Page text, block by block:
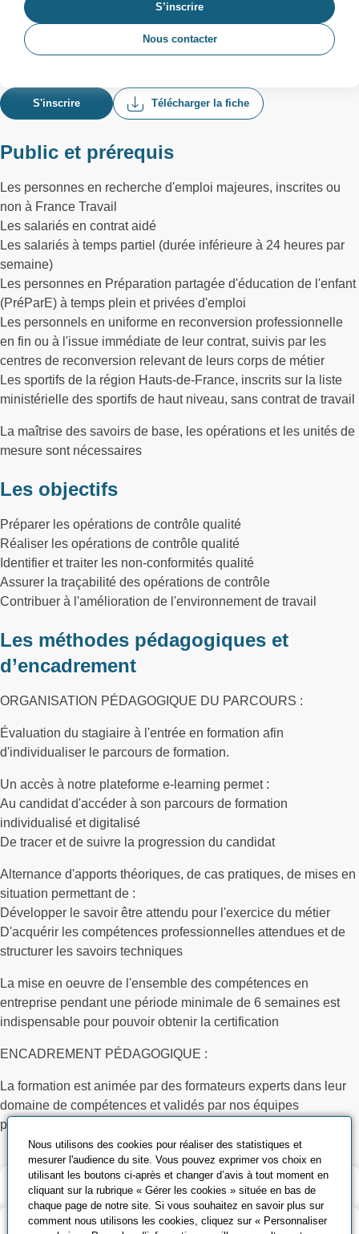
S'inscrire Télécharger la fiche
Public et prérequis
Les personnes en recherche d'emploi majeures, inscrites ou
non à France Travail
Les salariés en contrat aidé
Les salariés à temps partiel (durée inférieure à 24 heures par
semaine)
Les personnes en Préparation partagée d'éducation de l'enfant
(PréParE) à temps plein et privées d'emploi
Les personnels en uniforme en reconversion professionnelle
en fin ou à l'issue immédiate de leur contrat, suivis par les
centres de reconversion relevant de leurs corps de métier
Les sportifs de la région Hauts-de-France, inscrits sur la liste
ministérielle des sportifs de haut niveau, sans contrat de travail
La maîtrise des savoirs de base, les opérations et les unités de
mesure sont nécessaires
Les objectifs
Préparer les opérations de contrôle qualité
Réaliser les opérations de contrôle qualité
Identifier et traiter les non-conformités qualité
Assurer la traçabilité des opérations de contrôle
Contribuer à l'amélioration de l'environnement de travail
Les méthodes pédagogiques et
d’encadrement
ORGANISATION PÉDAGOGIQUE DU PARCOURS :
Évaluation du stagiaire à l'entrée en formation afin
d'individualiser le parcours de formation.
Un accès à notre plateforme e-learning permet :
Au candidat d'accéder à son parcours de formation
individualisé et digitalisé
De tracer et de suivre la progression du candidat
Alternance d'apports théoriques, de cas pratiques, de mises en
situation permettant de :
Développer le savoir être attendu pour l'exercice du métier
D'acquérir les compétences professionnelles attendues et de
structurer les savoirs techniques
La mise en oeuvre de l'ensemble des compétences en
entreprise pendant une période minimale de 6 semaines est
indispensable pour pouvoir obtenir la certification
ENCADREMENT PÉDAGOGIQUE :
La formation est animée par des formateurs experts dans leur
domaine de compétences et validés par nos équipes
pédagogiques
Validation et certification
Outils pédagogiques
S’inscrire
Nous contacter
Nous utilisons des cookies pour réaliser des statistiques et
mesurer l'audience du site. Vous pouvez exprimer vos choix en
utilisant les boutons ci-après et changer d’avis à tout moment en
cliquant sur la rubrique « Gérer les cookies » située en bas de
chaque page de notre site. Si vous souhaitez en savoir plus sur
comment nous utilisons les cookies, cliquez sur « Personnaliser